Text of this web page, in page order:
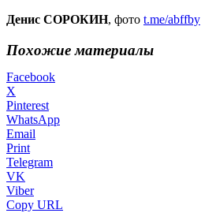
Денис СОРОКИН, фото t.me/abffby
Похожие материалы
Facebook
X
Pinterest
WhatsApp
Email
Print
Telegram
VK
Viber
Copy URL